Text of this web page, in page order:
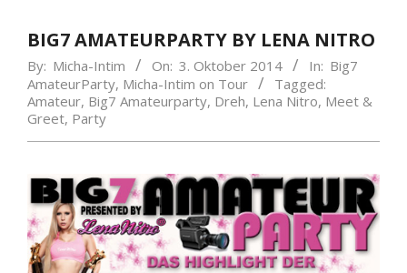
BIG7 AMATEURPARTY BY LENA NITRO
By: Micha-Intim On: 3. Oktober 2014 In: Big7
AmateurParty, Micha-Intim on Tour
Tagged:
Amateur, Big7 Amateurparty, Dreh, Lena Nitro, Meet &
Greet, Party